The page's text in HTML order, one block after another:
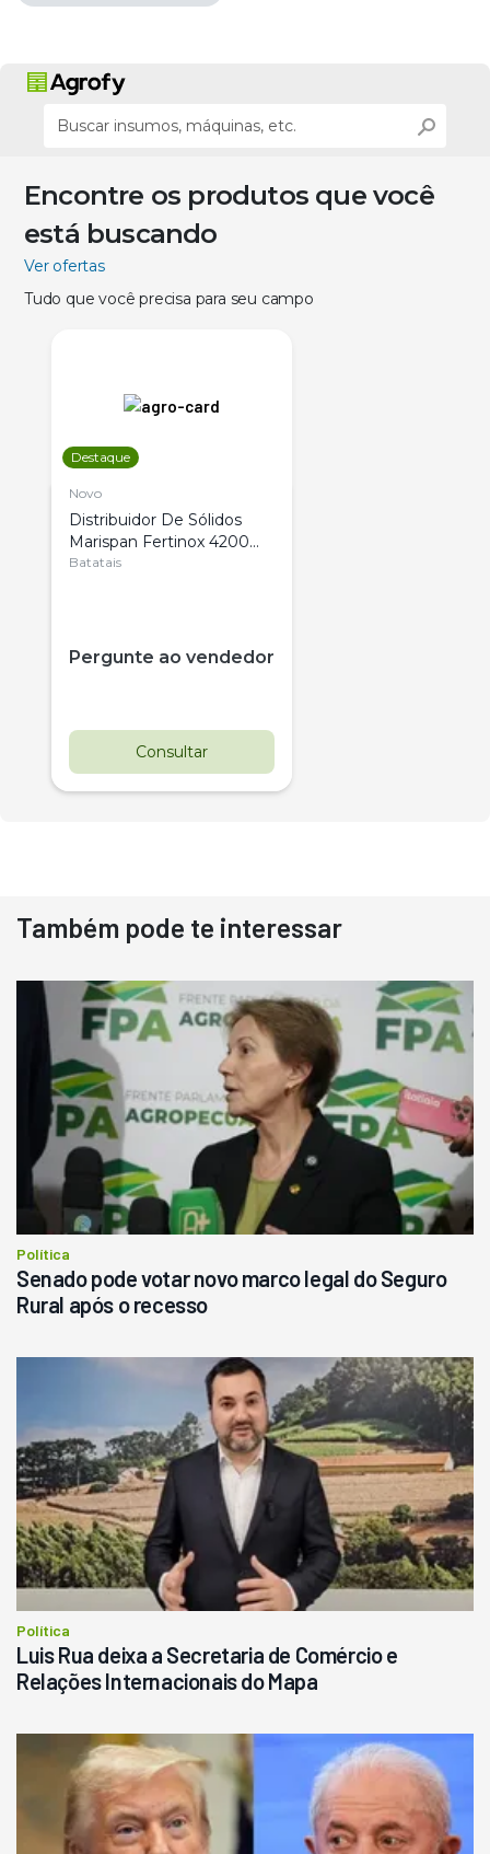
Encontre os produtos que você
está buscando
Ver ofertas
Tudo que você precisa para seu campo
Destaque
Novo
Distribuidor De Sólidos
Marispan Fertinox 4200
Citrus
Batatais
Pergunte ao vendedor
Consultar
Destaque
Usado
Pá Carregadeira Cat 966
Ano 1987
Londrina
R$ 145.000
Consultar
Também pode te interessar
Política
Senado pode votar novo marco legal do Seguro
Rural após o recesso
Política
Luis Rua deixa a Secretaria de Comércio e
Relações Internacionais do Mapa